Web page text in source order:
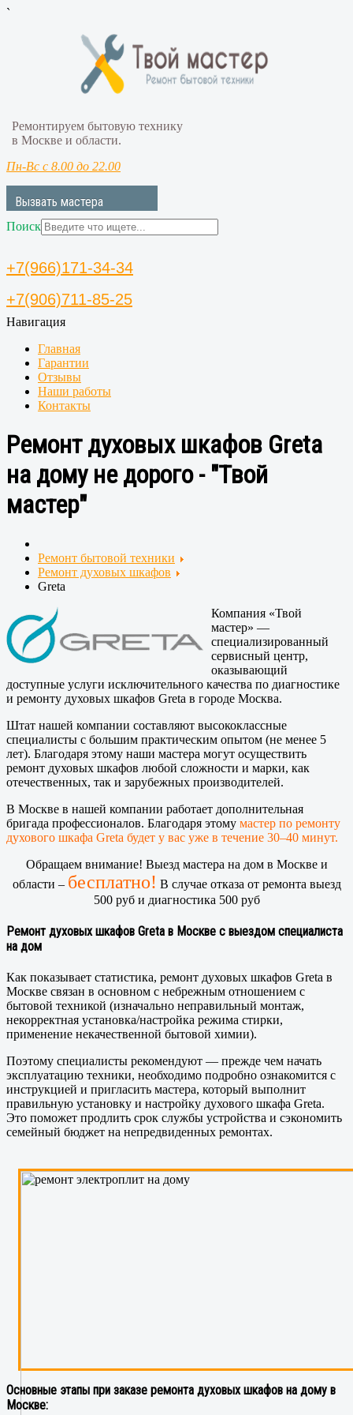
`
Ремонтируем бытовую технику
в Москве и области.
Пн-Вс с 8.00 до 22.00
Вызвать мастера
Поиск
+7(966)171-34-34
+7(906)711-85-25
Навигация
Главная
Гарантии
Отзывы
Наши работы
Контакты
Ремонт духовых шкафов Greta
на дому не дорого - "Твой
мастер"
Ремонт бытовой техники
Ремонт духовых шкафов
Greta
Компания «Твой
мастер» —
специализированный
сервисный центр,
оказывающий
доступные услуги исключительного качества по диагностике
и ремонту духовых шкафов Greta в городе Москва.
Штат нашей компании составляют высококлассные
специалисты с большим практическим опытом (не менее 5
лет). Благодаря этому наши мастера могут осуществить
ремонт духовых шкафов любой сложности и марки, как
отечественных, так и зарубежных производителей.
В Москве в нашей компании работает дополнительная
бригада профессионалов. Благодаря этому мастер по ремонту
духового шкафа Greta будет у вас уже в течение 30–40 минут.
Обращаем внимание! Выезд мастера на дом в Москве и
области – бесплатно! В случае отказа от ремонта выезд
500 руб и диагностика 500 руб
Ремонт духовых шкафов Greta в Москве с выездом специалиста
на дом
Как показывает статистика, ремонт духовых шкафов Greta в
Москве связан в основном с небрежным отношением с
бытовой техникой (изначально неправильный монтаж,
некорректная установка/настройка режима стирки,
применение некачественной бытовой химии).
Поэтому специалисты рекомендуют — прежде чем начать
эксплуатацию техники, необходимо подробно ознакомится с
инструкцией и пригласить мастера, который выполнит
правильную установку и настройку духового шкафа Greta.
Это поможет продлить срок службы устройства и сэкономить
семейный бюджет на непредвиденных ремонтах.
Основные этапы при заказе ремонта духовых шкафов на дому в
Москве: